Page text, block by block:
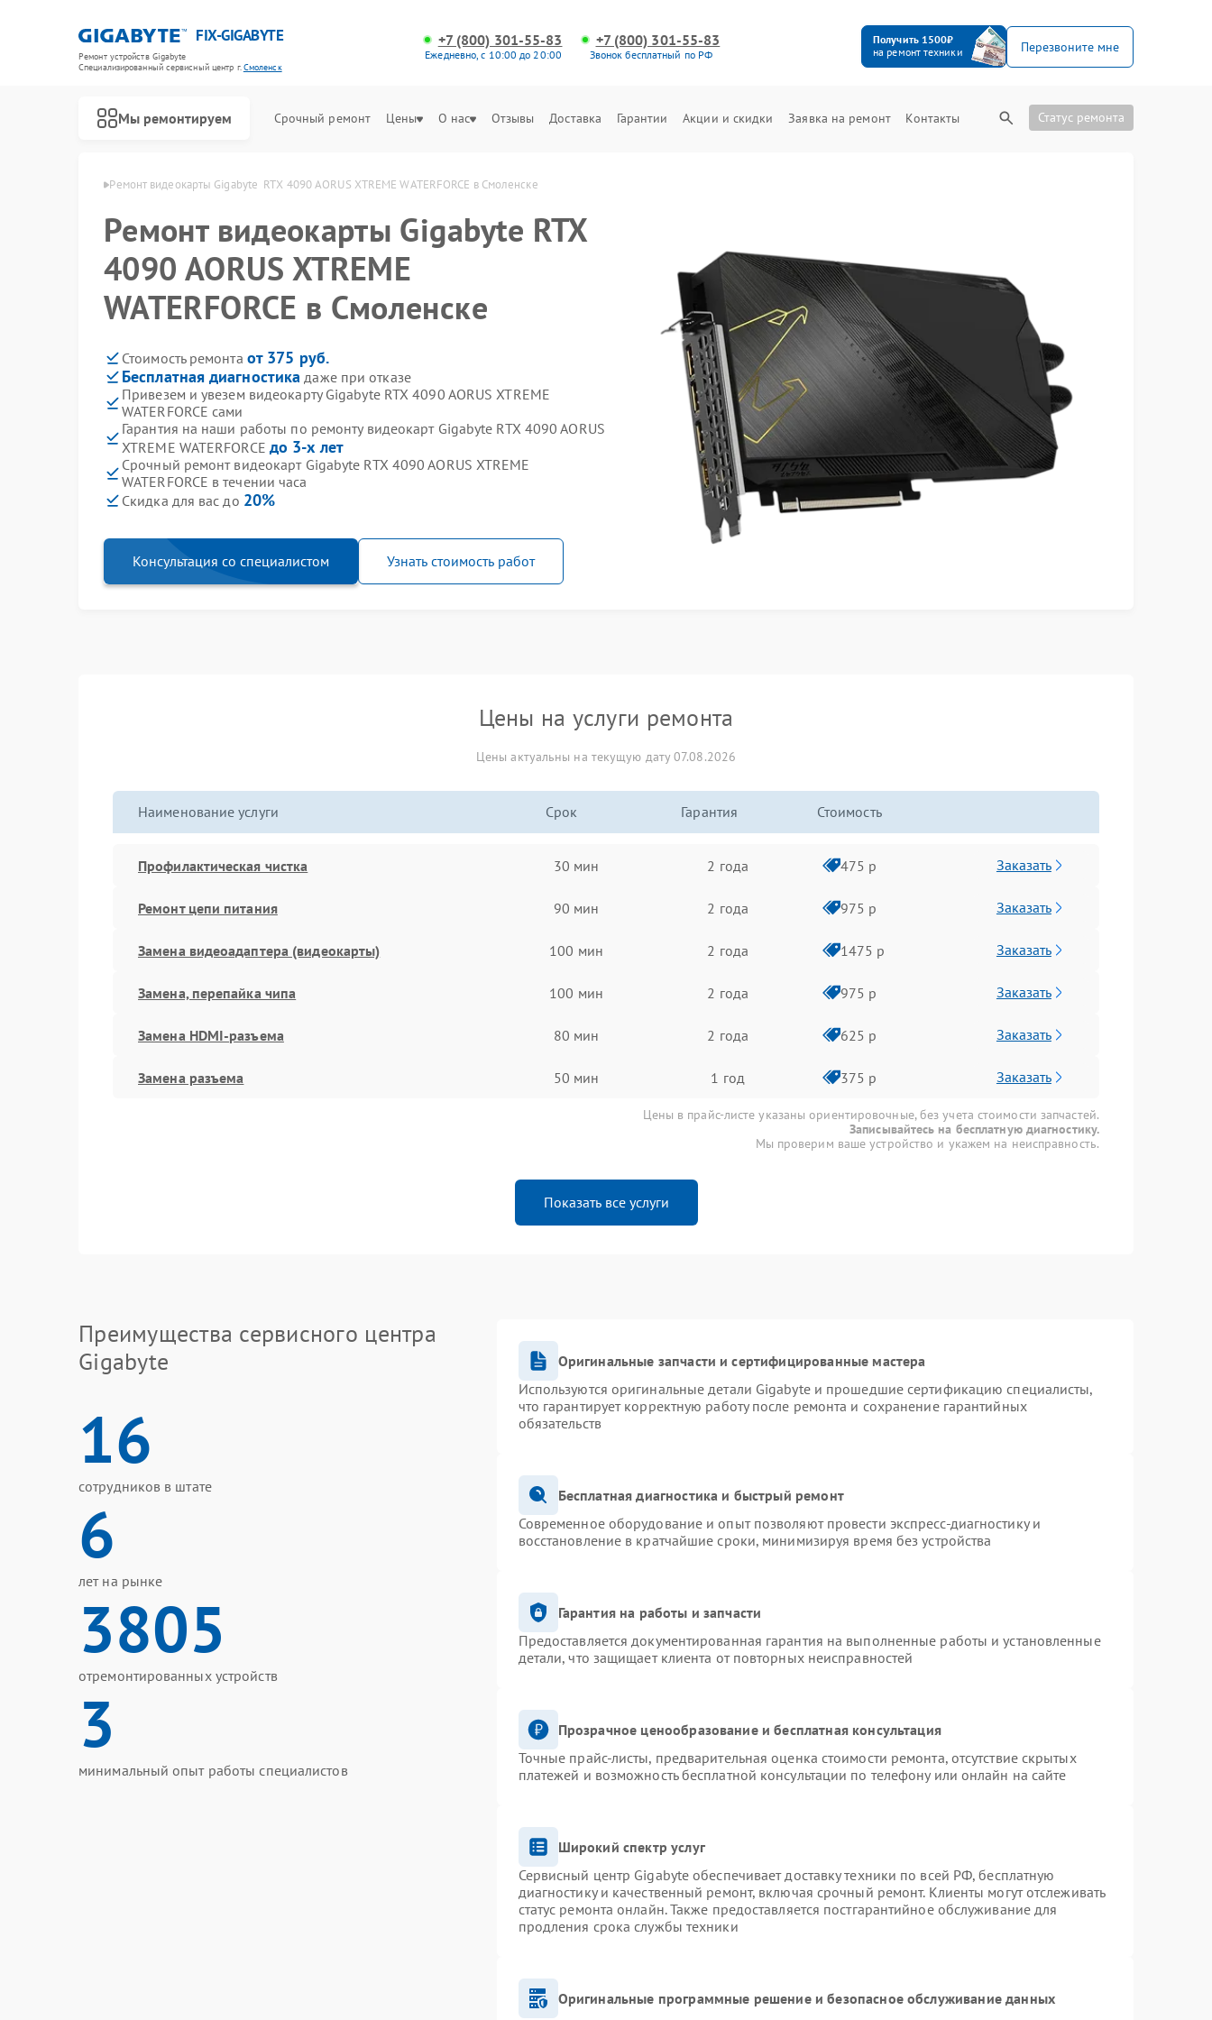
FIX-GIGABYTE
Ремонт устройств Gigabyte
Специализированный cервисный центр г.Смоленск
+7 (800) 301-55-83
Ежедневно, с 10:00 до 20:00
+7 (800) 301-55-83
Звонок бесплатный по РФ
Получить 1500₽
на ремонт техники
Перезвоните мне
Мы ремонтируем Срочный ремонт Цены О нас Отзывы Доставка Гарантии Акции и скидки Заявка на ремонт Контакты Статус ремонта
в Смоленске Ремонт видеокарты Gigabyte  RTX 4090 AORUS XTREME WATERFORCE в Смоленске
Ремонт видеокарты Gigabyte RTX
4090 AORUS XTREME
WATERFORCE в Смоленске
Стоимость ремонта от 375 руб.
Бесплатная диагностика даже при отказе
Привезем и увезем видеокарту Gigabyte RTX 4090 AORUS XTREME
WATERFORCE сами
Гарантия на наши работы по ремонту видеокарт Gigabyte RTX 4090 AORUS
XTREME WATERFORCE до 3-х лет
Срочный ремонт видеокарт Gigabyte RTX 4090 AORUS XTREME
WATERFORCE в течении часа
Скидка для вас до 20%
Консультация со специалистом Узнать стоимость работ
Цены на услуги ремонта
Цены актуальны на текущую дату 07.08.2026
Наименование услуги Срок Гарантия Стоимость
Профилактическая чистка 30 мин 2 года 475 р Заказать
Ремонт цепи питания 90 мин 2 года 975 р Заказать
Замена видеоадаптера (видеокарты) 100 мин 2 года 1475 р Заказать
Замена, перепайка чипа 100 мин 2 года 975 р Заказать
Замена HDMI-разъема 80 мин 2 года 625 р Заказать
Замена разъема 50 мин 1 год 375 р Заказать
Цены в прайс-листе указаны ориентировочные, без учета стоимости запчастей.
Записывайтесь на бесплатную диагностику.
Мы проверим ваше устройство и укажем на неисправность.
Показать все услуги
Преимущества сервисного центра
Gigabyte
16
сотрудников в штате
6
лет на рынке
3805
отремонтированных устройств
3
минимальный опыт работы специалистов
Оригинальные запчасти и сертифицированные мастера
Используются оригинальные детали Gigabyte и прошедшие сертификацию специалисты,
что гарантирует корректную работу после ремонта и сохранение гарантийных
обязательств
Бесплатная диагностика и быстрый ремонт
Современное оборудование и опыт позволяют провести экспресс-диагностику и
восстановление в кратчайшие сроки, минимизируя время без устройства
Гарантия на работы и запчасти
Предоставляется документированная гарантия на выполненные работы и установленные
детали, что защищает клиента от повторных неисправностей
Прозрачное ценообразование и бесплатная консультация
Точные прайс-листы, предварительная оценка стоимости ремонта, отсутствие скрытых
платежей и возможность бесплатной консультации по телефону или онлайн на сайте
Широкий спектр услуг
Сервисный центр Gigabyte обеспечивает доставку техники по всей РФ, бесплатную
диагностику и качественный ремонт, включая срочный ремонт. Клиенты могут отслеживать
статус ремонта онлайн. Также предоставляется постгарантийное обслуживание для
продления срока службы техники
Оригинальные программные решение и безопасное обслуживание данных